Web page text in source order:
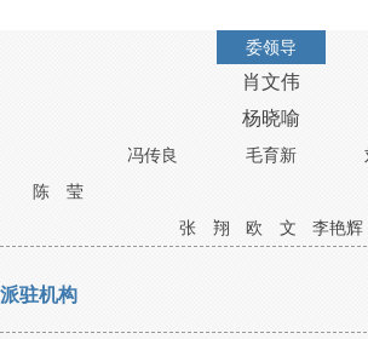
委领导
肖文伟
杨晓喻
冯传良 毛育新
陈 莹
张 翔
欧 文 李艳辉
派驻机构